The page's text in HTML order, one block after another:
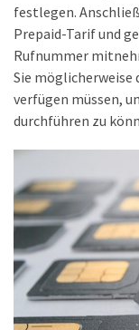
Tablets
Multimedia
(34)
Smartwatches
(13)
Handytarif
(38)
Angebote
(19)
Handytarif-
Vergleich
festlegen.
Prepaid-Tarif und
Rufnummer
Sie möglicherweise
verfügen müssen,
durchführen zu